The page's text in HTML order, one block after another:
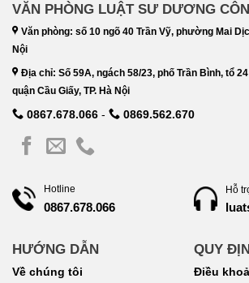
VĂN PHÒNG LUẬT SƯ DƯƠNG
Văn phòng: số 10 ngõ 40 Trần Vỹ, phường Mai
Nội
Địa chỉ: Số 59A, ngách 58/23, phố Trần Bình, tổ
quận Cầu Giấy, TP. Hà Nội
0867.678.066 - 0869.562.670
Hotline
0867.678.066
HƯỚNG DẪN
Về chúng tôi
Hỗ
QUY
Điều